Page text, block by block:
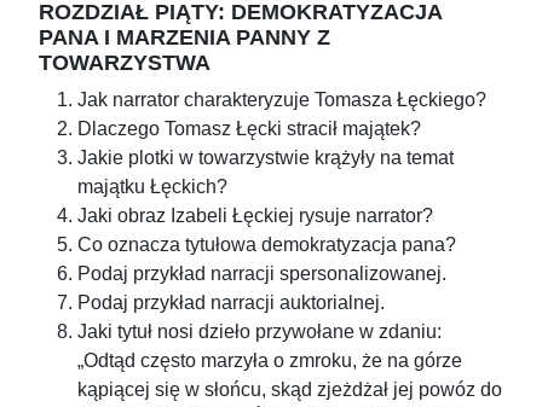
ROZDZIAŁ PIĄTY: DEMOKRATYZACJA
PANA I MARZENIA PANNY Z
TOWARZYSTWA
Jak narrator charakteryzuje Tomasza Łęckiego?
Dlaczego Tomasz Łęcki stracił majątek?
Jakie plotki w towarzystwie krążyły na temat
majątku Łęckich?
Jaki obraz Izabeli Łęckiej rysuje narrator?
Co oznacza tytułowa demokratyzacja pana?
Podaj przykład narracji spersonalizowanej.
Podaj przykład narracji auktorialnej.
Jaki tytuł nosi dzieło przywołane w zdaniu:
„Odtąd często marzyła o zmroku, że na górze
kąpiącej się w słońcu, skąd zjeżdżał jej powóz do